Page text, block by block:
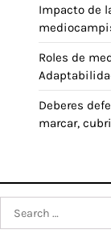
Impacto de
Roles de
Deberes
marcar,
for: